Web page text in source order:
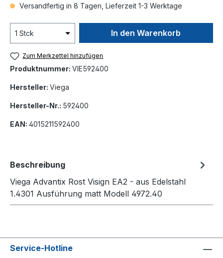
Versandfertig in 8 Tagen, Lieferzeit 1-3 Werktage
In den Warenkorb
Zum Merkzettel hinzufügen
Produktnummer: VIE592400
Hersteller: Viega
Hersteller-Nr.: 592400
EAN: 4015211592400
Beschreibung
Viega Advantix Rost Visign EA2 - aus Edelstahl
1.4301 Ausführung matt Modell 4972.40
Service-Hotline